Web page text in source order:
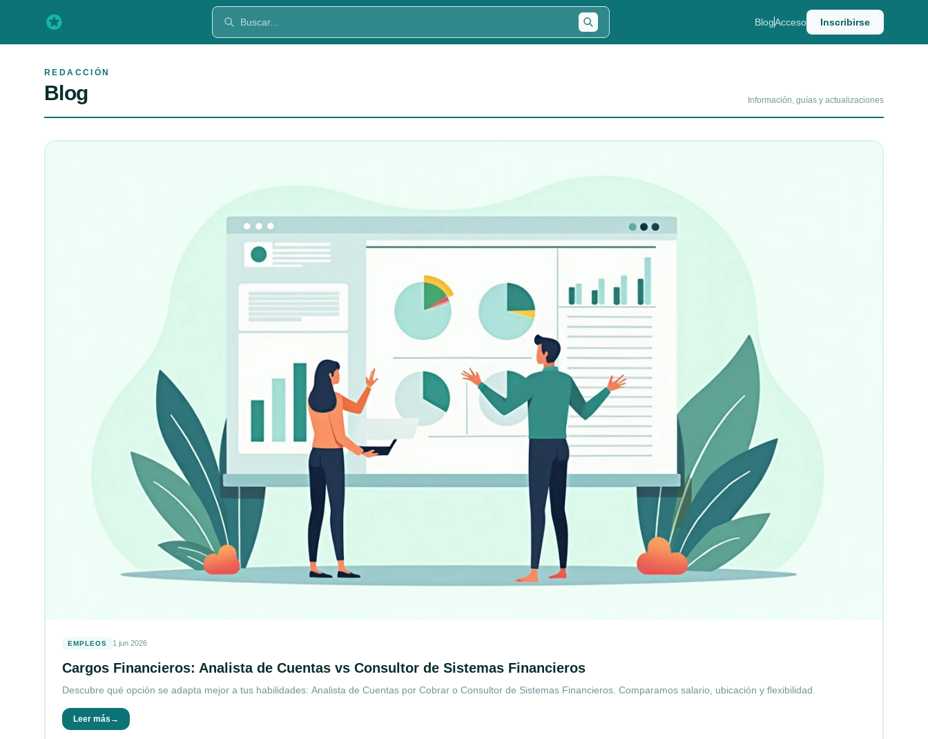
BlogAcceso Inscribirse
REDACCIÓN
Blog Información, guías y actualizaciones
EMPLEOS 1 jun 2026
Cargos Financieros: Analista de Cuentas vs Consultor de Sistemas Financieros
Descubre qué opción se adapta mejor a tus habilidades: Analista de Cuentas por Cobrar o Consultor de Sistemas Financieros. Comparamos salario, ubicación y flexibilidad.
Leer más →